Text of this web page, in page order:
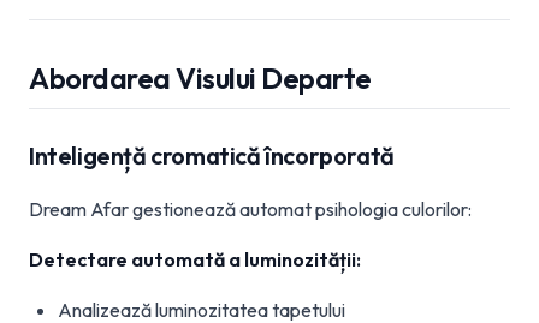
Abordarea Visului Departe
Inteligență cromatică încorporată
Dream Afar gestionează automat psihologia culorilor:
Detectare automată a luminozității:
Analizează luminozitatea tapetului